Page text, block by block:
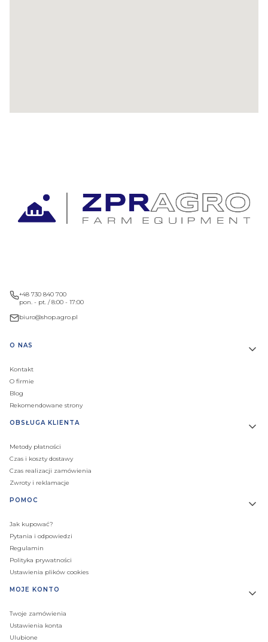
+48 730 840 700
pon. - pt. / 8:00 - 17:00
biuro@shop.agro.pl
Linki w stopce
O NAS
Kontakt
O firmie
Blog
Rekomendowane strony
OBSŁUGA KLIENTA
Metody płatności
Czas i koszty dostawy
Czas realizacji zamówienia
Zwroty i reklamacje
POMOC
Jak kupować?
Pytania i odpowiedzi
Regulamin
Polityka prywatności
Ustawienia plików cookies
MOJE KONTO
Twoje zamówienia
Ustawienia konta
Ulubione